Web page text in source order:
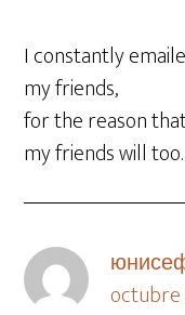
I constantly
my friends,
for the reason
my friends will too.
octubre